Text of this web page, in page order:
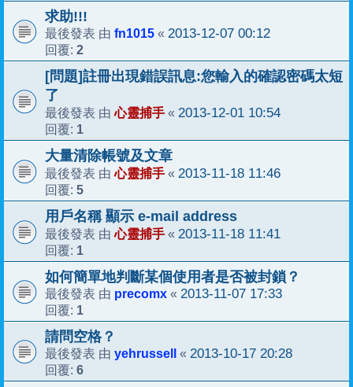
求助!!!
最後發表 由 fn1015 « 2013-12-07 00:12
回覆: 2
[問題]註冊出現錯誤訊息:您輸入的確認密碼太短
了
最後發表 由心靈捕手 « 2013-12-01 10:54
回覆: 1
大量清除帳號及文章
最後發表 由心靈捕手 « 2013-11-18 11:46
回覆: 5
用戶名稱 顯示 e-mail address
最後發表 由心靈捕手 « 2013-11-18 11:41
回覆: 1
如何簡單地判斷某個使用者是否被封鎖？
最後發表 由 precomx « 2013-11-07 17:33
回覆: 1
請問空格？
最後發表 由 yehrussell « 2013-10-17 20:28
回覆: 6